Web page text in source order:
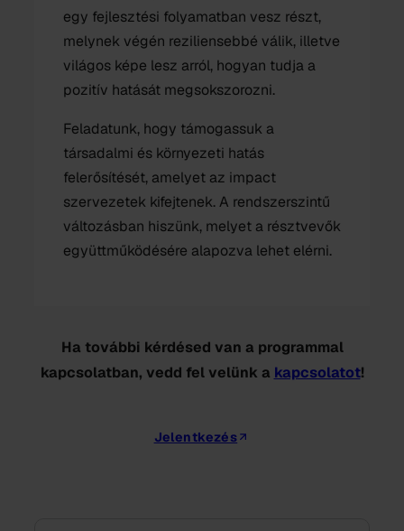
egy fejlesztési folyamatban vesz részt,
melynek végén reziliensebbé válik, illetve
világos képe lesz arról, hogyan tudja a
pozitív hatását megsokszorozni.
Feladatunk, hogy támogassuk a
társadalmi és környezeti hatás
felerősítését, amelyet az impact
szervezetek kifejtenek. A rendszerszintű
változásban hiszünk, melyet a résztvevők
együttműködésére alapozva lehet elérni.
Ha további kérdésed van a programmal
kapcsolatban, vedd fel velünk a kapcsolatot!
Jelentkezés